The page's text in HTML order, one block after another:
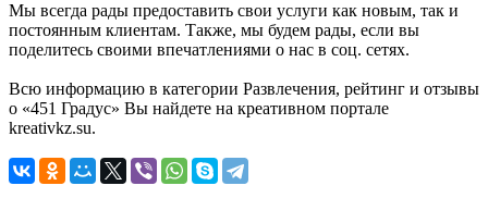
Мы всегда рады предоставить свои услуги как новым, так и
постоянным клиентам. Также, мы будем рады, если вы
поделитесь своими впечатлениями о нас в соц. сетях.
Всю информацию в категории Развлечения, рейтинг и отзывы
о «451 Градус» Вы найдете на креативном портале
kreativkz.su.